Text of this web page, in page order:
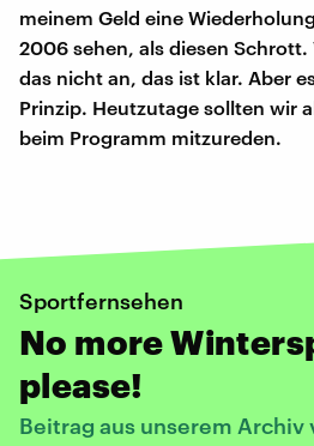
meinem Geld eine
2006 sehen, als diesen
das nicht an, das ist klar. Aber
Prinzip. Heutzutage sollten wir
beim Programm mitzureden.
Sportfernsehen
No more
please!
Beitrag aus unserem Archiv